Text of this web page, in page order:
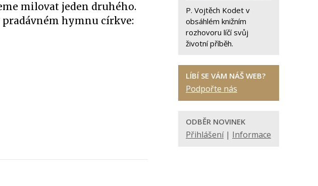
milovat jeden druhého.
pradávném hymnu církve:
P. Vojtěch Kodet v
obsáhlém knižním
rozhovoru líčí svůj
životní příběh.
LÍBÍ SE VÁM NÁŠ WEB?
Podpořte nás
ODBĚR NOVINEK
Přihlášení| Informace